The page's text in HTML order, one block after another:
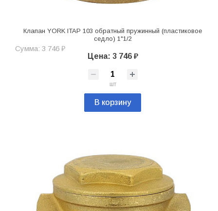
Клапан YORK ITAP 103 обратный пружинный (пластиковое
седло) 1"1/2
Сумма: 3 746 ₽
Цена: 3 746 ₽
шт
В корзину